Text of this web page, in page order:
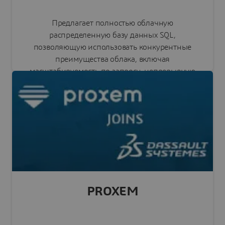
Предлагает полностью облачную
распределенную базу данных SQL,
позволяющую использовать конкурентные
преимущества облака, включая
масштабируемость по запросу, непрерывную
доступность и согласованность транзакций.
Читать пресс-релиз
PROXEM